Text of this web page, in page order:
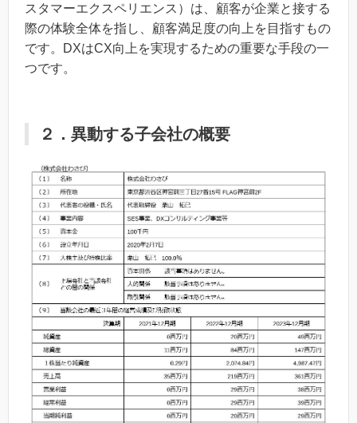
スタマーエクスペリエンス）は、顧客が企業と接する
際の体験全体を指し、顧客満足度の向上を目指すもの
です。DXはCX向上を実現するための重要な手段の一
つです。
２．異動する子会社の概要